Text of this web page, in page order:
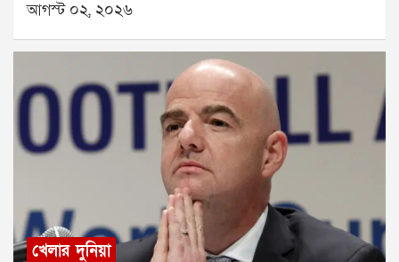
ভারত কখনও বক্সিংয়ে এত বেশি পদক জিততে পারেনি। তাই
শুরু থেকেই এই সাফল্য ইতিহাসের পাতায় জায়গা করে নেয়।
শেষ পর্যন্ত ভারতের ঝুলিতে আসে মোট দশটি পদক। তার
মধ্যে রয়েছে সাতটি সোনা এবং তিনটি রুপো। এই দুরন্ত
সাফল্যের ফলে বক্সিংয়ে প্রতিযোগিতার অন্যতম সফল দেশ
হিসেবে শেষ করল ভারত। আগামী কমনওয়েলথ গেমসের
আগে এই ফল ভারতীয় বক্সিংয়ের আত্মবিশ্বাস আরও
অনেকটাই বাড়িয়ে দিল।মহিলা বক্সারদের পারফরম্যান্স ছিল
চোখে পড়ার মতো। সাক্ষী চৌধুরী, প্রীতি পাওয়ার, জ্যাসমিন
ল্যাম্বোরিয়া, লাভলিনা বরগোহাঁই এবং প্রিয়া মানহাস নিজেদের
দুরন্ত লড়াইয়ে পদক জিতে দেশের মুখ উজ্জ্বল করেছেন।
আগস্ট ০২, ২০২৬
খেলার দুনিয়া